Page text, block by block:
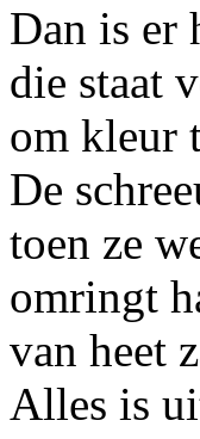
Dan is er
die staat
om kleur
De
toen ze
omringt
van heet
Alles is